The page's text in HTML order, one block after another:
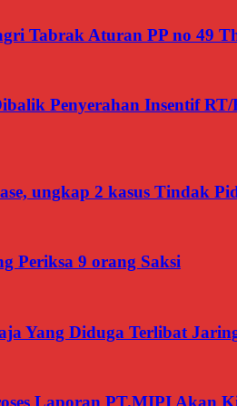
Tabrak Aturan PP no 49
Penyerahan Insentif RT/
ungkap 2 kasus Tindak
Periksa 9 orang Saksi
Yang Diduga Terlibat
Laporan PT.MIPI Akan